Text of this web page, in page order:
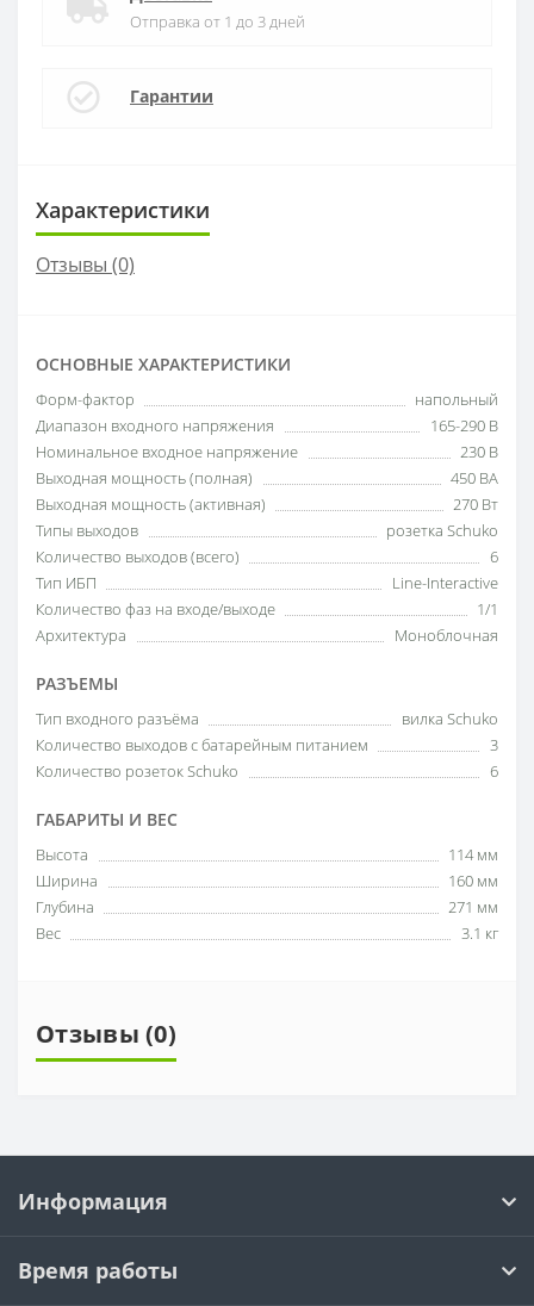
Отправка от 1 до 3 дней
Гарантии
Характеристики
Отзывы (0)
ОСНОВНЫЕ ХАРАКТЕРИСТИКИ
Форм-фактор
напольный
Диапазон входного напряжения
165-290 В
Номинальное входное напряжение
230 В
Выходная мощность (полная)
450 ВА
Выходная мощность (активная)
270 Вт
Типы выходов
розетка Schuko
Количество выходов (всего)
6
Тип ИБП
Line-Interactive
Количество фаз на входе/выходе
1/1
Архитектура
Моноблочная
РАЗЪЕМЫ
Тип входного разъёма
вилка Schuko
Количество выходов с батарейным питанием
3
Количество розеток Schuko
6
ГАБАРИТЫ И ВЕС
Высота
114 мм
Ширина
160 мм
Глубина
271 мм
Вес
3.1 кг
Отзывы (0)
Информация
Время работы